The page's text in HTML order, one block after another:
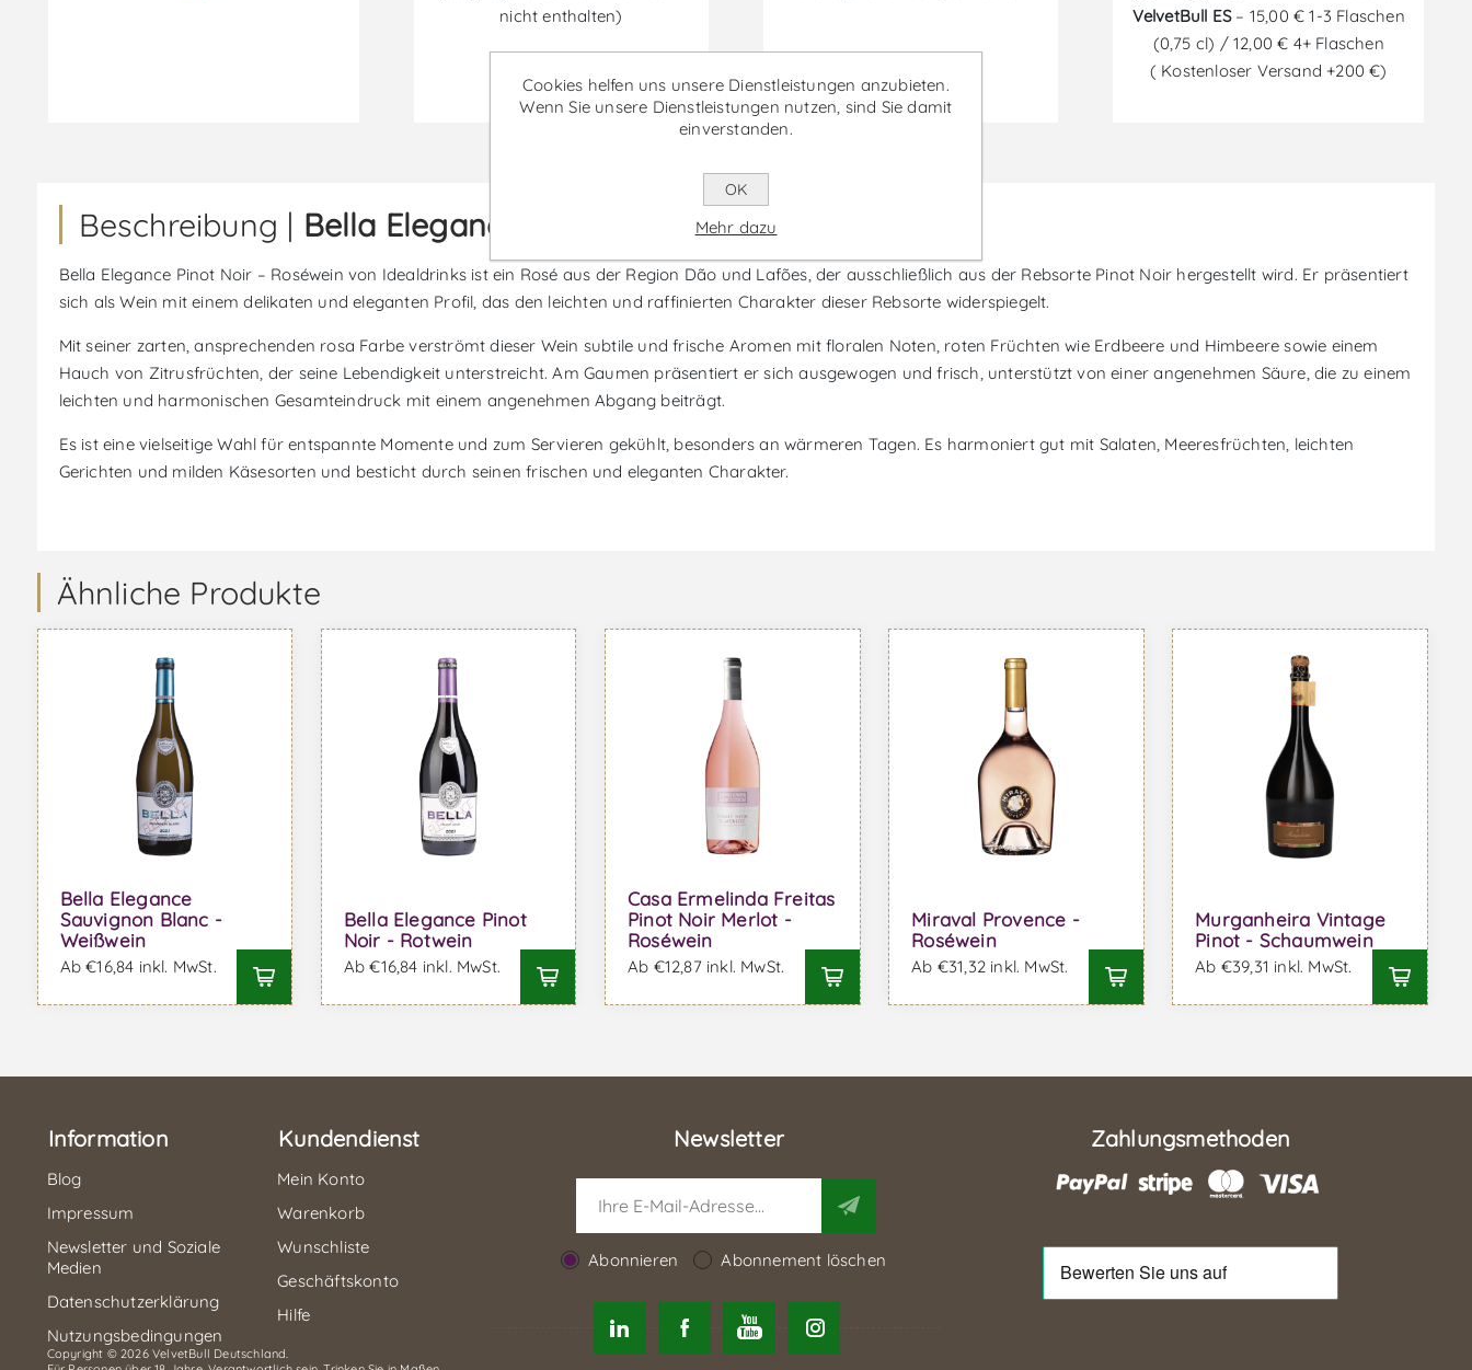
nicht enthalten)
VelvetBull ES– 15,00 € 1-3 Flaschen
(0,75 cl) / 12,00 € 4+ Flaschen
( Kostenloser Versand +200 €)
Rabatte sind vom 30/06/2026 bis zum 30/09/2026 verfügbar.
Beschreibung | Bella Elegance Pinot Noir - Roséwein
Bella Elegance Pinot Noir – Roséwein von Idealdrinks ist ein Rosé aus der Region Dão und Lafões, der ausschließlich aus der Rebsorte Pinot Noir hergestellt wird. Er präsentiert
sich als Wein mit einem delikaten und eleganten Profil, das den leichten und raffinierten Charakter dieser Rebsorte widerspiegelt.
Mit seiner zarten, ansprechenden rosa Farbe verströmt dieser Wein subtile und frische Aromen mit floralen Noten, roten Früchten wie Erdbeere und Himbeere sowie einem
Hauch von Zitrusfrüchten, der seine Lebendigkeit unterstreicht. Am Gaumen präsentiert er sich ausgewogen und frisch, unterstützt von einer angenehmen Säure, die zu einem
leichten und harmonischen Gesamteindruck mit einem angenehmen Abgang beiträgt.
Es ist eine vielseitige Wahl für entspannte Momente und zum Servieren gekühlt, besonders an wärmeren Tagen. Es harmoniert gut mit Salaten, Meeresfrüchten, leichten
Gerichten und milden Käsesorten und besticht durch seinen frischen und eleganten Charakter.
Ähnliche Produkte
Bella Elegance
Sauvignon Blanc -
Weißwein
Ab €16,84 inkl. MwSt.
Bella Elegance Pinot
Noir - Rotwein
Ab €16,84 inkl. MwSt.
Casa Ermelinda Freitas
Pinot Noir Merlot -
Roséwein
Ab €12,87 inkl. MwSt.
Miraval Provence -
Roséwein
Ab €31,32 inkl. MwSt.
Murganheira Vintage
Pinot - Schaumwein
Ab €39,31 inkl. MwSt.
Information
Blog
Impressum
Newsletter und Soziale
Medien
Datenschutzerklärung
Nutzungsbedingungen
Kundendienst
Mein Konto
Warenkorb
Wunschliste
Geschäftskonto
Hilfe
Newsletter
Abonnieren Abonnement löschen
Zahlungsmethoden
Copyright © 2026 VelvetBull Deutschland.
Cookies helfen uns unsere Dienstleistungen anzubieten.
Wenn Sie unsere Dienstleistungen nutzen, sind Sie damit
einverstanden.
OK
Mehr dazu